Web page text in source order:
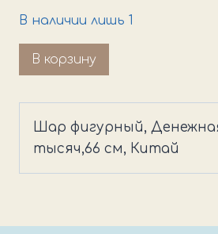
В наличии лишь 1
Количество
товара
фигурный,
Денежная
В корзину
Шар фигурный,
тысяч,66 см, Китай